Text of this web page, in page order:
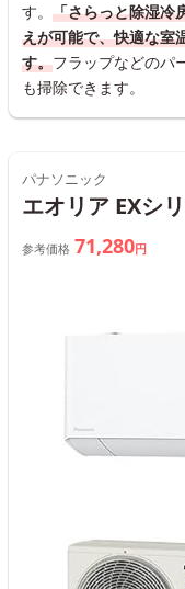
す。 「さらっと除湿冷
えが可能で、快適な室
す。フラップなどのパ
も掃除できます。
パナソニック
エオリア EXシ
参考価格 71,280円